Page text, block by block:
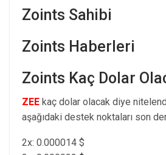
Zoints Sahibi
Zoints Haberleri
Zoints Kaç Dolar
ZEE kaç dolar olacak diye
aşağıdaki destek noktaları son
2x: 0.000014 $